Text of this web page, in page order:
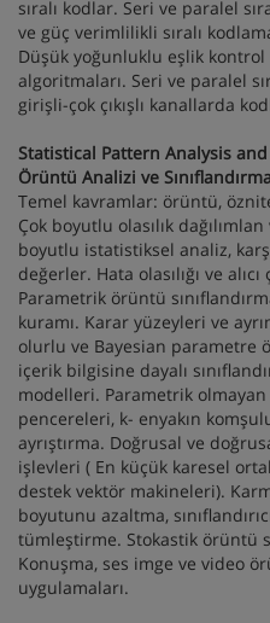
sıralı kodlar. Seri ve paralel
ve güç verimlilikli sıralı
Düşük yoğunluklu eşlik kontrol
algoritmaları. Seri ve paralel
girişli-çok çıkışlı kanallarda
Statistical Pattern Analysis
Örüntü Analizi ve
Temel kavramlar: örüntü,
Çok boyutlu olasılık
boyutlu istatistiksel analiz,
değerler. Hata olasılığı ve
Parametrik örüntü
kuramı. Karar yüzeyleri ve
olurlu ve Bayesian parametre
içerik bilgisine dayalı
modelleri. Parametrik olmayan
pencereleri, k- enyakın
ayrıştırma. Doğrusal ve
işlevleri ( En küçük karesel
destek vektör makineleri).
boyutunu azaltma,
tümleştirme. Stokastik örüntü
Konuşma, ses imge ve video
uygulamaları.